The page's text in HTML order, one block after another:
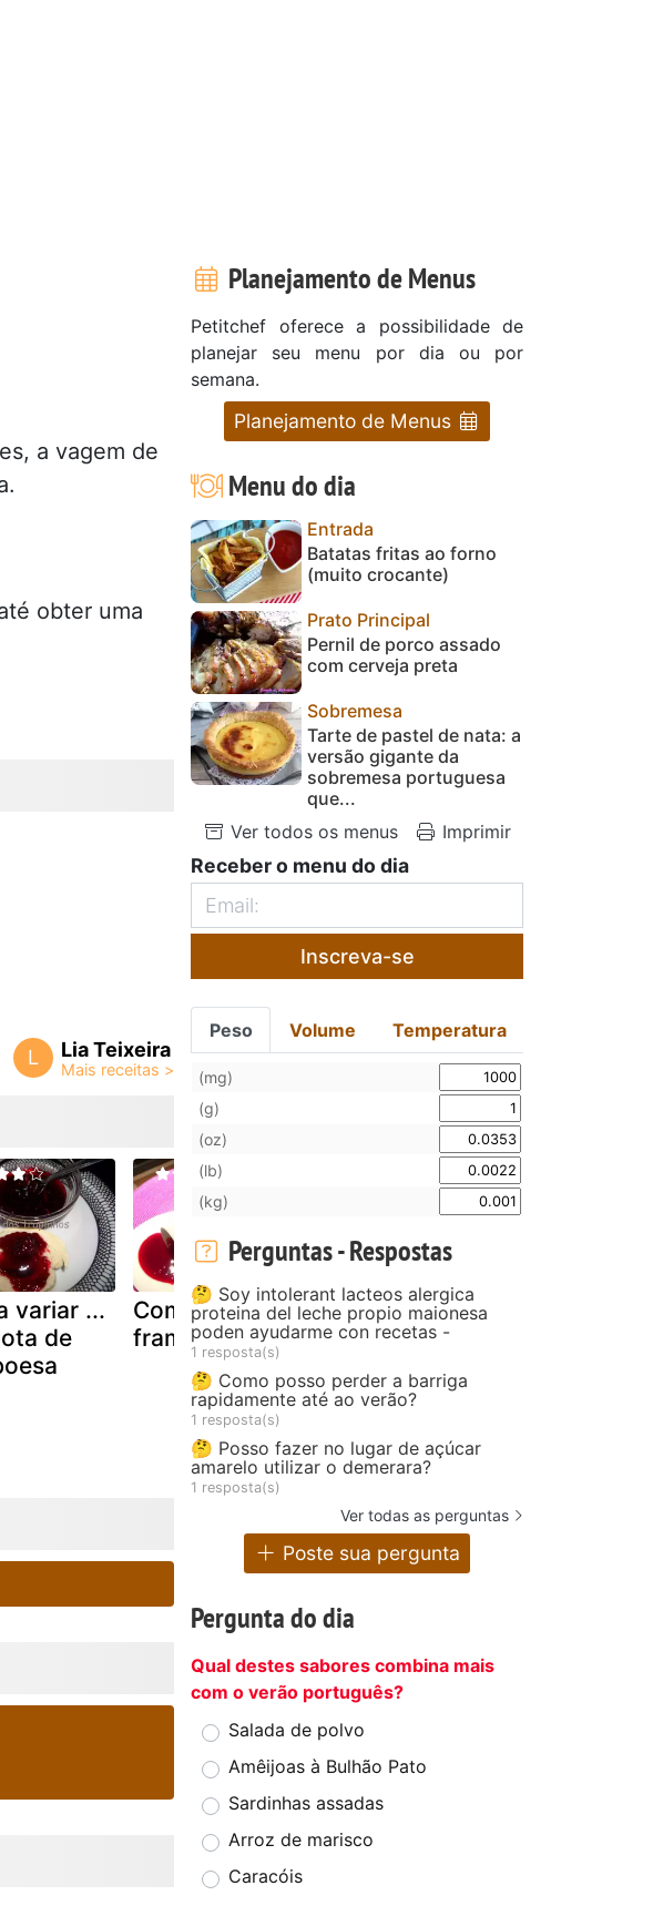
a vagem de
obter uma
L Lia Teixeira
variar ...
de
Compota de
framboesa
Compota de
castanhas...
Planejamento de Menus
Petitchef oferece a possibilidade de
planejar seu menu por dia ou por
semana.
Planejamento de Menus
Menu do dia
Entrada
Batatas fritas ao forno
(muito crocante)
Prato Principal
Pernil de porco assado
com cerveja preta
Sobremesa
Tarte de pastel de nata: a
versão gigante da
sobremesa portuguesa
que...
Ver todos os menus
Imprimir
Receber o menu do dia
Inscreva-se
Peso Volume Temperatura
(mg)
(g)
(oz)
(lb)
(kg)
Perguntas - Respostas
🤔 Soy intolerant lacteos alergica
proteina del leche propio maionesa
poden ayudarme con recetas -
1 resposta(s)
🤔 Como posso perder a barriga
rapidamente até ao verão?
1 resposta(s)
🤔 Posso fazer no lugar de açúcar
amarelo utilizar o demerara?
1 resposta(s)
Ver todas as perguntas
Poste sua pergunta
Pergunta do dia
Qual destes sabores combina mais
com o verão português?
Salada de polvo
Amêijoas à Bulhão Pato
Sardinhas assadas
Arroz de marisco
Caracóis